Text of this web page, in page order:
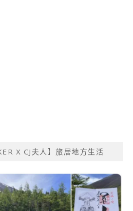
X CJ夫人】旅居地方生活